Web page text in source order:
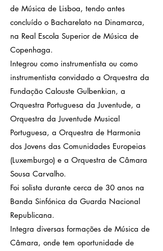
de Música de Lisboa, tendo antes
concluído o Bacharelato na Dinamarca,
na Real Escola Superior de Música de
Copenhaga.
Integrou como instrumentista ou como
instrumentista convidado a Orquestra da
Fundação Calouste Gulbenkian, a
Orquestra Portuguesa da Juventude, a
Orquestra da Juventude Musical
Portuguesa, a Orquestra de Harmonia
dos Jovens das Comunidades Europeias
(Luxemburgo) e a Orquestra de Câmara
Sousa Carvalho.
Foi solista durante cerca de 30 anos na
Banda Sinfónica da Guarda Nacional
Republicana.
Integra diversas formações de Música de
Câmara, onde tem oportunidade de